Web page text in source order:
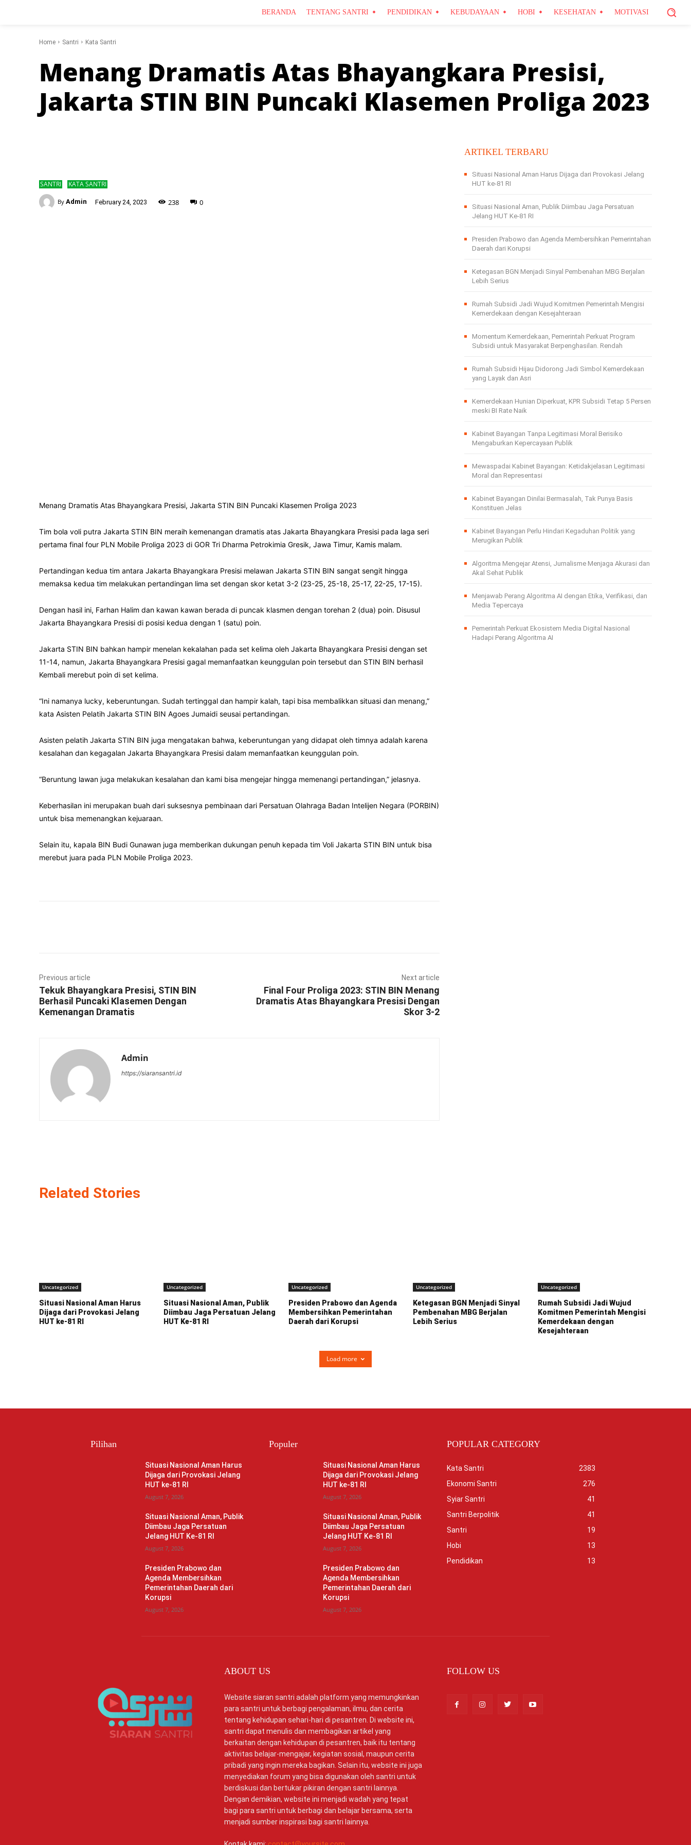
BERANDA TENTANG SANTRI PENDIDIKAN KEBUDAYAAN HOBI KESEHATAN MOTIVASI
Home Santri Kata Santri
Menang Dramatis Atas Bhayangkara Presisi,
Jakarta STIN BIN Puncaki Klasemen Proliga 2023
SANTRI KATA SANTRI
By Admin February 24, 2023 238 0
Menang Dramatis Atas Bhayangkara Presisi, Jakarta STIN BIN Puncaki Klasemen Proliga 2023
Tim bola voli putra Jakarta STIN BIN meraih kemenangan dramatis atas Jakarta Bhayangkara Presisi pada laga seri
pertama final four PLN Mobile Proliga 2023 di GOR Tri Dharma Petrokimia Gresik, Jawa Timur, Kamis malam.
Pertandingan kedua tim antara Jakarta Bhayangkara Presisi melawan Jakarta STIN BIN sangat sengit hingga
memaksa kedua tim melakukan pertandingan lima set dengan skor ketat 3-2 (23-25, 25-18, 25-17, 22-25, 17-15).
Dengan hasil ini, Farhan Halim dan kawan kawan berada di puncak klasmen dengan torehan 2 (dua) poin. Disusul
Jakarta Bhayangkara Presisi di posisi kedua dengan 1 (satu) poin.
Jakarta STIN BIN bahkan hampir menelan kekalahan pada set kelima oleh Jakarta Bhayangkara Presisi dengan set
11-14, namun, Jakarta Bhayangkara Presisi gagal memanfaatkan keunggulan poin tersebut dan STIN BIN berhasil
Kembali merebut poin di set kelima.
“Ini namanya lucky, keberuntungan. Sudah tertinggal dan hampir kalah, tapi bisa membalikkan situasi dan menang,”
kata Asisten Pelatih Jakarta STIN BIN Agoes Jumaidi seusai pertandingan.
Asisten pelatih Jakarta STIN BIN juga mengatakan bahwa, keberuntungan yang didapat oleh timnya adalah karena
kesalahan dan kegagalan Jakarta Bhayangkara Presisi dalam memanfaatkan keunggulan poin.
“Beruntung lawan juga melakukan kesalahan dan kami bisa mengejar hingga memenangi pertandingan,” jelasnya.
Keberhasilan ini merupakan buah dari suksesnya pembinaan dari Persatuan Olahraga Badan Intelijen Negara (PORBIN)
untuk bisa memenangkan kejuaraan.
Selain itu, kapala BIN Budi Gunawan juga memberikan dukungan penuh kepada tim Voli Jakarta STIN BIN untuk bisa
merebut juara pada PLN Mobile Proliga 2023.
Previous article
Tekuk Bhayangkara Presisi, STIN BIN
Berhasil Puncaki Klasemen Dengan
Kemenangan Dramatis
Next article
Final Four Proliga 2023: STIN BIN Menang
Dramatis Atas Bhayangkara Presisi Dengan
Skor 3-2
Admin
https://siaransantri.id
ARTIKEL TERBARU
Situasi Nasional Aman Harus Dijaga dari Provokasi Jelang
HUT ke-81 RI
Situasi Nasional Aman, Publik Diimbau Jaga Persatuan
Jelang HUT Ke-81 RI
Presiden Prabowo dan Agenda Membersihkan Pemerintahan
Daerah dari Korupsi
Ketegasan BGN Menjadi Sinyal Pembenahan MBG Berjalan
Lebih Serius
Rumah Subsidi Jadi Wujud Komitmen Pemerintah Mengisi
Kemerdekaan dengan Kesejahteraan
Momentum Kemerdekaan, Pemerintah Perkuat Program
Subsidi untuk Masyarakat Berpenghasilan. Rendah
Rumah Subsidi Hijau Didorong Jadi Simbol Kemerdekaan
yang Layak dan Asri
Kemerdekaan Hunian Diperkuat, KPR Subsidi Tetap 5 Persen
meski BI Rate Naik
Kabinet Bayangan Tanpa Legitimasi Moral Berisiko
Mengaburkan Kepercayaan Publik
Mewaspadai Kabinet Bayangan: Ketidakjelasan Legitimasi
Moral dan Representasi
Kabinet Bayangan Dinilai Bermasalah, Tak Punya Basis
Konstituen Jelas
Kabinet Bayangan Perlu Hindari Kegaduhan Politik yang
Merugikan Publik
Algoritma Mengejar Atensi, Jurnalisme Menjaga Akurasi dan
Akal Sehat Publik
Menjawab Perang Algoritma AI dengan Etika, Verifikasi, dan
Media Tepercaya
Pemerintah Perkuat Ekosistem Media Digital Nasional
Hadapi Perang Algoritma AI
Related Stories
Uncategorized
Situasi Nasional Aman Harus
Dijaga dari Provokasi Jelang
HUT ke-81 RI
Uncategorized
Situasi Nasional Aman, Publik
Diimbau Jaga Persatuan Jelang
HUT Ke-81 RI
Uncategorized
Presiden Prabowo dan Agenda
Membersihkan Pemerintahan
Daerah dari Korupsi
Uncategorized
Ketegasan BGN Menjadi Sinyal
Pembenahan MBG Berjalan
Lebih Serius
Uncategorized
Rumah Subsidi Jadi Wujud
Komitmen Pemerintah Mengisi
Kemerdekaan dengan
Kesejahteraan
Load more
Pilihan
Situasi Nasional Aman Harus
Dijaga dari Provokasi Jelang
HUT ke-81 RI
August 7, 2026
Situasi Nasional Aman, Publik
Diimbau Jaga Persatuan
Jelang HUT Ke-81 RI
August 7, 2026
Presiden Prabowo dan
Agenda Membersihkan
Pemerintahan Daerah dari
Korupsi
August 7, 2026
Populer
Situasi Nasional Aman Harus
Dijaga dari Provokasi Jelang
HUT ke-81 RI
August 7, 2026
Situasi Nasional Aman, Publik
Diimbau Jaga Persatuan
Jelang HUT Ke-81 RI
August 7, 2026
Presiden Prabowo dan
Agenda Membersihkan
Pemerintahan Daerah dari
Korupsi
August 7, 2026
POPULAR CATEGORY
Kata Santri
2383
Ekonomi Santri
276
Syiar Santri
41
Santri Berpolitik
41
Santri
19
Hobi
13
Pendidikan
13
ABOUT US
Website siaran santri adalah platform yang memungkinkan
para santri untuk berbagi pengalaman, ilmu, dan cerita
tentang kehidupan sehari-hari di pesantren. Di website ini,
santri dapat menulis dan membagikan artikel yang
berkaitan dengan kehidupan di pesantren, baik itu tentang
aktivitas belajar-mengajar, kegiatan sosial, maupun cerita
pribadi yang ingin mereka bagikan. Selain itu, website ini juga
menyediakan forum yang bisa digunakan oleh santri untuk
berdiskusi dan bertukar pikiran dengan santri lainnya.
Dengan demikian, website ini menjadi wadah yang tepat
bagi para santri untuk berbagi dan belajar bersama, serta
menjadi sumber inspirasi bagi santri lainnya.
FOLLOW US